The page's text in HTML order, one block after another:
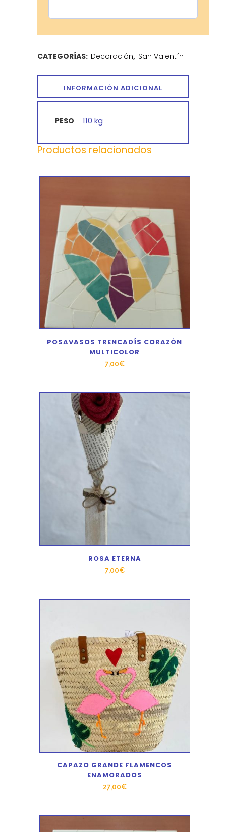
CATEGORÍAS: Decoración, San Valentín
INFORMACIÓN ADICIONAL
PESO 110 kg
Productos relacionados
POSAVASOS TRENCADÍS CORAZÓN
MULTICOLOR
7,00€
ROSA ETERNA
7,00€
CAPAZO GRANDE FLAMENCOS
ENAMORADOS
27,00€